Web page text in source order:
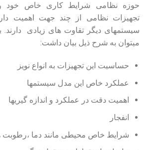
حوزه نظامی شرایط کاری خاص خود
تجهیزات نظامی از چند جهت اهمیت
سیستمهای دیگر تقاوت های زیادی دارند.
می‎‏توان به شرح ذیل بیان داشت:
حساسیت این تجهیزات به انواع نویز
عملکرد خاص این مدل سیستم‏ها
اهمیت دقت در عملکرد و اندازه‏ گیری‏ها
انفجار
شرایط خاص محیطی مانند دما ،رطوبت